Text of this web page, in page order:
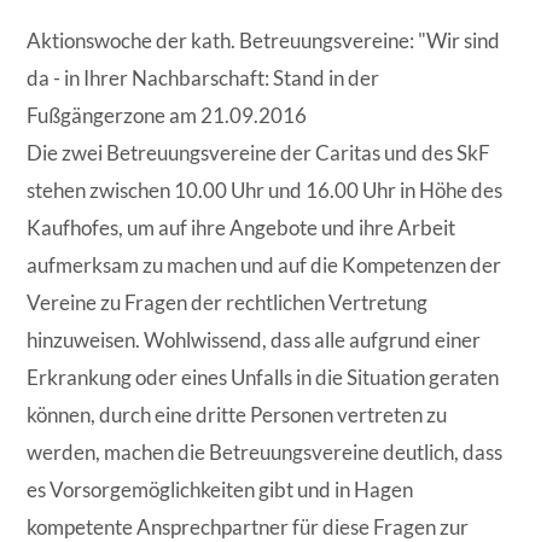
Aktionswoche der kath. Betreuungsvereine: "Wir sind
da - in Ihrer Nachbarschaft: Stand in der
Fußgängerzone am 21.09.2016
Die zwei Betreuungsvereine der Caritas und des SkF
stehen zwischen 10.00 Uhr und 16.00 Uhr in Höhe des
Kaufhofes, um auf ihre Angebote und ihre Arbeit
aufmerksam zu machen und auf die Kompetenzen der
Vereine zu Fragen der rechtlichen Vertretung
hinzuweisen. Wohlwissend, dass alle aufgrund einer
Erkrankung oder eines Unfalls in die Situation geraten
können, durcheine dritte Personen vertreten zu
werden, machen die Betreuungsvereine deutlich, dass
es Vorsorgemöglichkeiten gibt und in Hagen
kompetente Ansprechpartner für diese Fragen zur